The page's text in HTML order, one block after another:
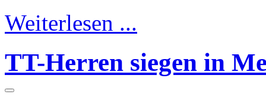
Weiterlesen ...
TT-Herren siegen in